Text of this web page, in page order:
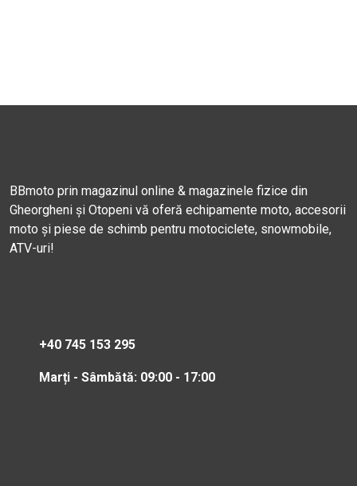
BBmoto prin magazinul online & magazinele fizice din
Gheorgheni și Otopeni vă oferă echipamente moto, accesorii
moto și piese de schimb pentru motociclete, snowmobile,
ATV-uri!
+40 745 153 295
Marți - Sâmbătă: 09:00 - 17:00